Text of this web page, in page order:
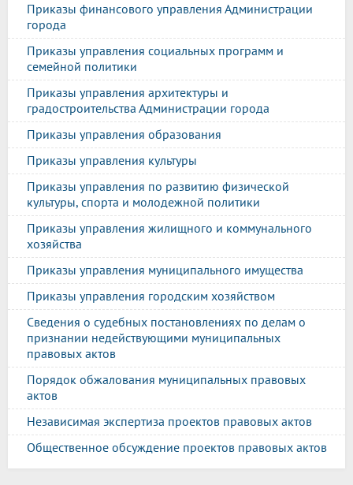
Приказы финансового управления Администрации
города
Приказы управления социальных программ и
семейной политики
Приказы управления архитектуры и
градостроительства Администрации города
Приказы управления образования
Приказы управления культуры
Приказы управления по развитию физической
культуры, спорта и молодежной политики
Приказы управления жилищного и коммунального
хозяйства
Приказы управления муниципального имущества
Приказы управления городским хозяйством
Сведения о судебных постановлениях по делам о
признании недействующими муниципальных
правовых актов
Порядок обжалования муниципальных правовых
актов
Независимая экспертиза проектов правовых актов
Общественное обсуждение проектов правовых актов